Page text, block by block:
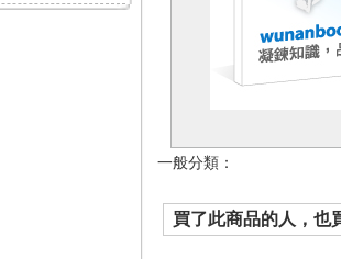
一般分類：
買了此商品的人，也